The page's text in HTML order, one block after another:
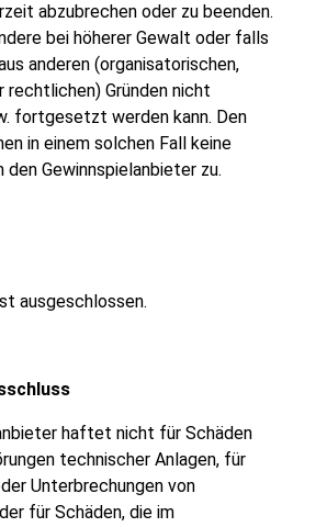
abzubrechen oder zu beenden.
bei höherer Gewalt oder falls
anderen (organisatorischen,
rechtlichen) Gründen nicht
fortgesetzt werden kann. Den
in einem solchen Fall keine
den Gewinnspielanbieter zu.
ausgeschlossen.
haftet nicht für Schäden
technischer Anlagen, für
Unterbrechungen von
für Schäden, die im